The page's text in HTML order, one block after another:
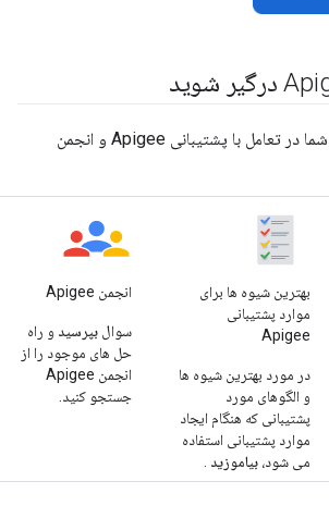
اطلاعاتی برای کمک به شما در تعامل با پشتیبانی Apigee و انجمن
بهترین شیوه ها برای
موارد پشتیبانی
Apigee
در مورد بهترین شیوه ها
و الگوهای مورد
پشتیبانی که هنگام ایجاد
موارد پشتیبانی استفاده
می شود، بیاموزید
انجمن Apigee
سوال بپرسید و راه
حل های موجود را از
انجمن Apigee
جستجو کنید.